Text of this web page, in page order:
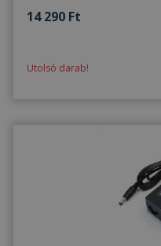
14 290 Ft
Utolsó darab!